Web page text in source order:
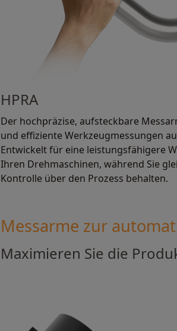
HPRA
Der hochpräzise, aufsteckbare
und effiziente Werkzeugmessungen
Entwickelt für eine leistungsfähigere
Ihren Drehmaschinen, während Sie
Kontrolle über den Prozess behalten.
Messarme zur
Maximieren Sie die